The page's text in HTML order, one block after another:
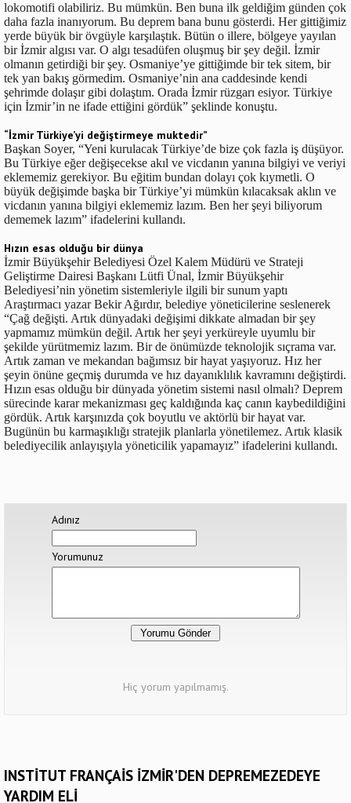
lokomotifi olabiliriz. Bu mümkün. Ben buna ilk geldiğim günden çok
daha fazla inanıyorum. Bu deprem bana bunu gösterdi. Her gittiğimiz
yerde büyük bir övgüyle karşılaştık. Bütün o illere, bölgeye yayılan
bir İzmir algısı var. O algı tesadüfen oluşmuş bir şey değil. İzmir
olmanın getirdiği bir şey. Osmaniye’ye gittiğimde bir tek sitem, bir
tek yan bakış görmedim. Osmaniye’nin ana caddesinde kendi
şehrimde dolaşır gibi dolaştım. Orada İzmir rüzgarı esiyor. Türkiye
için İzmir’in ne ifade ettiğini gördük” şeklinde konuştu.
“İzmir Türkiye’yi değiştirmeye muktedir”
Başkan Soyer, “Yeni kurulacak Türkiye’de bize çok fazla iş düşüyor.
Bu Türkiye eğer değişecekse akıl ve vicdanın yanına bilgiyi ve veriyi
eklememiz gerekiyor. Bu eğitim bundan dolayı çok kıymetli. O
büyük değişimde başka bir Türkiye’yi mümkün kılacaksak aklın ve
vicdanın yanına bilgiyi eklememiz lazım. Ben her şeyi biliyorum
dememek lazım” ifadelerini kullandı.
Hızın esas olduğu bir dünya
İzmir Büyükşehir Belediyesi Özel Kalem Müdürü ve Strateji
Geliştirme Dairesi Başkanı Lütfi Ünal, İzmir Büyükşehir
Belediyesi’nin yönetim sistemleriyle ilgili bir sunum yaptı
Araştırmacı yazar Bekir Ağırdır, belediye yöneticilerine seslenerek
“Çağ değişti. Artık dünyadaki değişimi dikkate almadan bir şey
yapmamız mümkün değil. Artık her şeyi yerküreyle uyumlu bir
şekilde yürütmemiz lazım. Bir de önümüzde teknolojik sıçrama var.
Artık zaman ve mekandan bağımsız bir hayat yaşıyoruz. Hız her
şeyin önüne geçmiş durumda ve hız dayanıklılık kavramını değiştirdi.
Hızın esas olduğu bir dünyada yönetim sistemi nasıl olmalı? Deprem
sürecinde karar mekanizması geç kaldığında kaç canın kaybedildiğini
gördük. Artık karşınızda çok boyutlu ve aktörlü bir hayat var.
Bugünün bu karmaşıklığı stratejik planlarla yönetilemez. Artık klasik
belediyecilik anlayışıyla yöneticilik yapamayız” ifadelerini kullandı.
Adınız
Yorumunuz
Hiç yorum yapılmamış.
INSTİTUT FRANÇAİS İZMİR'DEN DEPREMEZEDEYE
YARDIM ELİ